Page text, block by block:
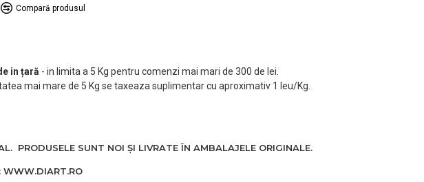
Compară produsul
in țară - in limita a 5 Kg pentru comenzi mai mari de 300 de lei.
mai mare de 5 Kg se taxeaza suplimentar cu aproximativ 1 leu/Kg.
PRODUSELE SUNT NOI ȘI LIVRATE ÎN AMBALAJELE ORIGINALE.
WWW.DIART.RO